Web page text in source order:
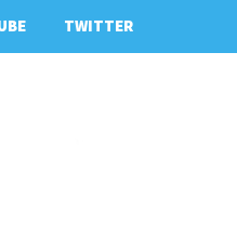
TWITTER